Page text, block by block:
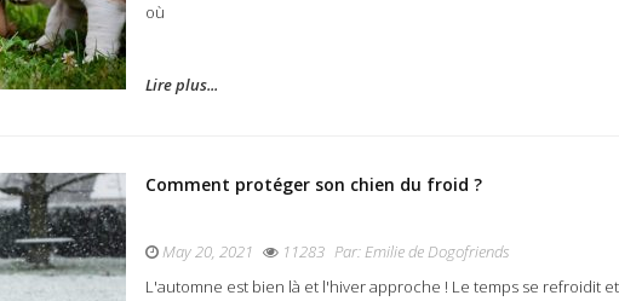
où
Lire plus...
Comment protéger son chien du froid ?
May 20, 2021 11283 Par:Emilie de Dogofriends
L'automne est bien là et l'hiver approche ! Le temps se refroidit